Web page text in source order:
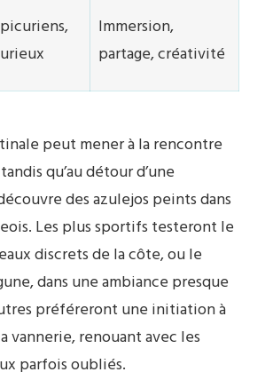
Immersion,
partage, créativité
peut mener à la rencontre
qu’au détour d’une
des azulejos peints dans
Les plus sportifs testeront le
discrets de la côte, ou le
dans une ambiance presque
préféreront une initiation à
vannerie, renouant avec les
parfois oubliés.